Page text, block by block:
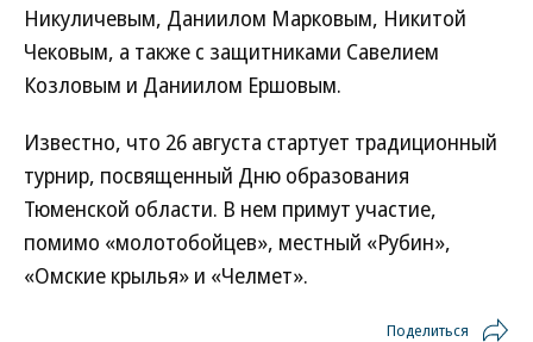
Никуличевым, Даниилом Марковым, Никитой
Чековым, а также c защитниками Савелием
Козловым и Даниилом Ершовым.
Известно, что 26 августа стартует традиционный
турнир, посвященный Дню образования
Тюменской области. В нем примут участие,
помимо «молотобойцев», местный «Рубин»,
«Омские крылья» и «Челмет».
Поделиться